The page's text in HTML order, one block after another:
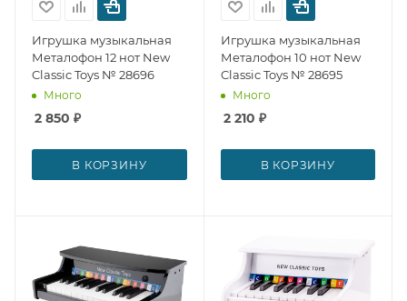
Игрушка музыкальная
Металофон 12 нот New
Classic Toys № 28696
Много
2 850 ₽
В КОРЗИНУ
Игрушка музыкальная
Металофон 10 нот New
Classic Toys № 28695
Много
2 210 ₽
В КОРЗИНУ